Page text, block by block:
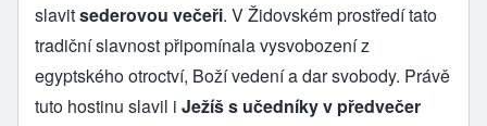
slavitsederovou večeři. V Židovském prostředí tato
tradiční slavnost připomínala vysvobození z
egyptského otroctví, Boží vedení a dar svobody. Právě
tuto hostinu slavil i Ježíš s učedníky v předvečer